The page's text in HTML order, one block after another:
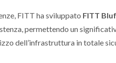
FITT ha sviluppato FITT
permettendo un
dell’infrastruttura in totale